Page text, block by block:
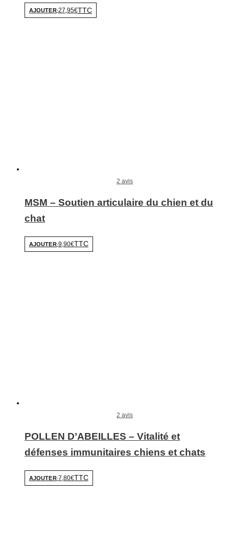
AJOUTER-27,95€TTC
2 avis
MSM – Soutien articulaire du chien et du
chat
AJOUTER-9,90€TTC
2 avis
POLLEN D’ABEILLES – Vitalité et
défenses immunitaires chiens et chats
AJOUTER-7,80€TTC